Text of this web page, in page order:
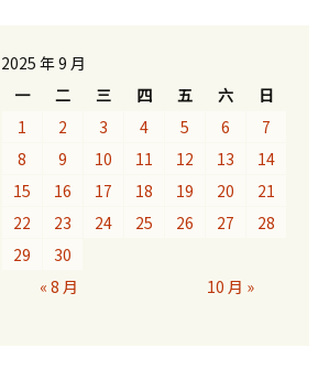
2025 年 9 月
一
二 三 四 五 六
日
1
2 3 4 5 6
7
8
9 10 11 12 13
14
15
16 17 18 19 20
21
22
23 24 25 26 27
28
29
30
« 8 月
10 月 »